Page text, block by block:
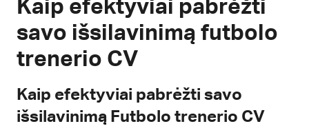
Kaip efektyviai pabrėžti
savo išsilavinimą futbolo
trenerio CV
Kaip efektyviai pabrėžti savo
išsilavinimą Futbolo trenerio CV